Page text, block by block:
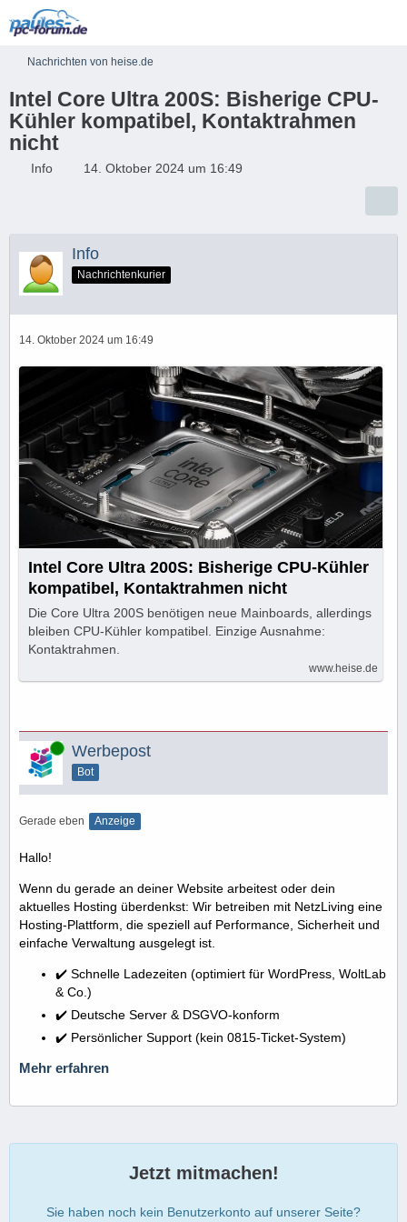
Nachrichten von heise.de
Intel Core Ultra 200S: Bisherige CPU-
Kühler kompatibel, Kontaktrahmen
nicht
Info 14. Oktober 2024 um 16:49
Info
Nachrichtenkurier
14. Oktober 2024 um 16:49
Intel Core Ultra 200S: Bisherige CPU-Kühler
kompatibel, Kontaktrahmen nicht
Die Core Ultra 200S benötigen neue Mainboards, allerdings
bleiben CPU-Kühler kompatibel. Einzige Ausnahme:
Kontaktrahmen.
www.heise.de
Online Werbepost
Bot
Gerade eben Anzeige
Hallo!
Wenn du gerade an deiner Website arbeitest oder dein
aktuelles Hosting überdenkst: Wir betreiben mit NetzLiving eine
Hosting-Plattform, die speziell auf Performance, Sicherheit und
einfache Verwaltung ausgelegt ist.
✔️ Schnelle Ladezeiten (optimiert für WordPress, WoltLab
& Co.)
✔️ Deutsche Server & DSGVO-konform
✔️ Persönlicher Support (kein 0815-Ticket-System)
Mehr erfahren
Jetzt mitmachen!
Sie haben noch kein Benutzerkonto auf unserer Seite?